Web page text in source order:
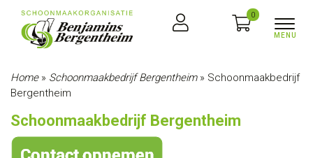
0
Home» Schoonmaakbedrijf Bergentheim» Schoonmaakbedrijf
Bergentheim
Schoonmaakbedrijf Bergentheim